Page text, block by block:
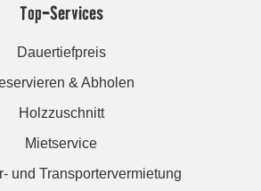
Top-Services
Dauertiefpreis
& Abholen
Holzzuschnitt
Mietservice
und Transportervermietung